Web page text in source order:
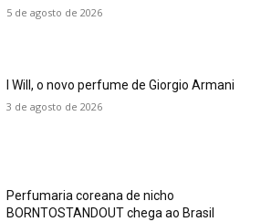
5 de agosto de 2026
I Will, o novo perfume de Giorgio Armani
3 de agosto de 2026
Perfumaria coreana de nicho
BORNTOSTANDOUT chega ao Brasil